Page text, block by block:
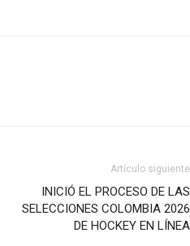
Artículo siguiente
INICIÓ EL PROCESO DE LAS
SELECCIONES COLOMBIA 2026
DE HOCKEY EN LÍNEA